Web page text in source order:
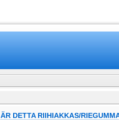
ÄR DETTA RIIHIAKKAS/